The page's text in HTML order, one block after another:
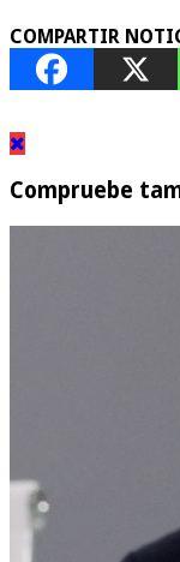
COMPARTIR
Compruebe